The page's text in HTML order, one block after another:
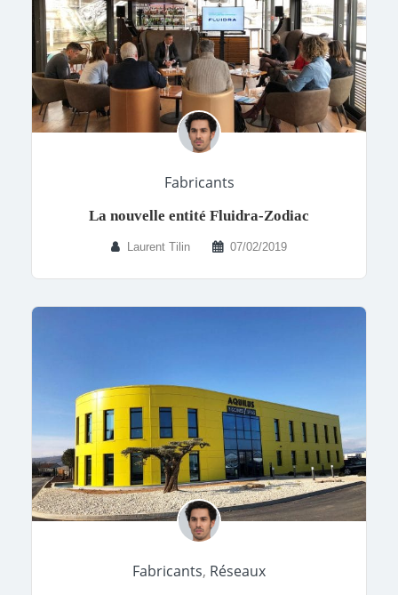
Fabricants
La nouvelle entité Fluidra-Zodiac
Laurent Tilin 07/02/2019
Fabricants, Réseaux